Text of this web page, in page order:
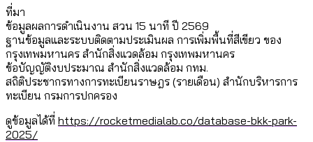
ที่มา
ข้อมูลผลการดำเนินงาน สวน 15 นาที ปี 2569
ฐานข้อมูลและระบบติดตามประเมินผล การเพิ่มพื้นที่สีเขียว ของ
กรุงเทพมหานคร สำนักสิ่งแวดล้อม กรุงเทพมหานคร
ข้อบัญญัติงบประมาณ สำนักสิ่งแวดล้อม กทม.
สถิติประชากรทางการทะเบียนราษฎร (รายเดือน) สำนักบริหารการ
ทะเบียน กรมการปกครอง
ดูข้อมูลได้ที่ https://rocketmedialab.co/database-bkk-park-
2025/